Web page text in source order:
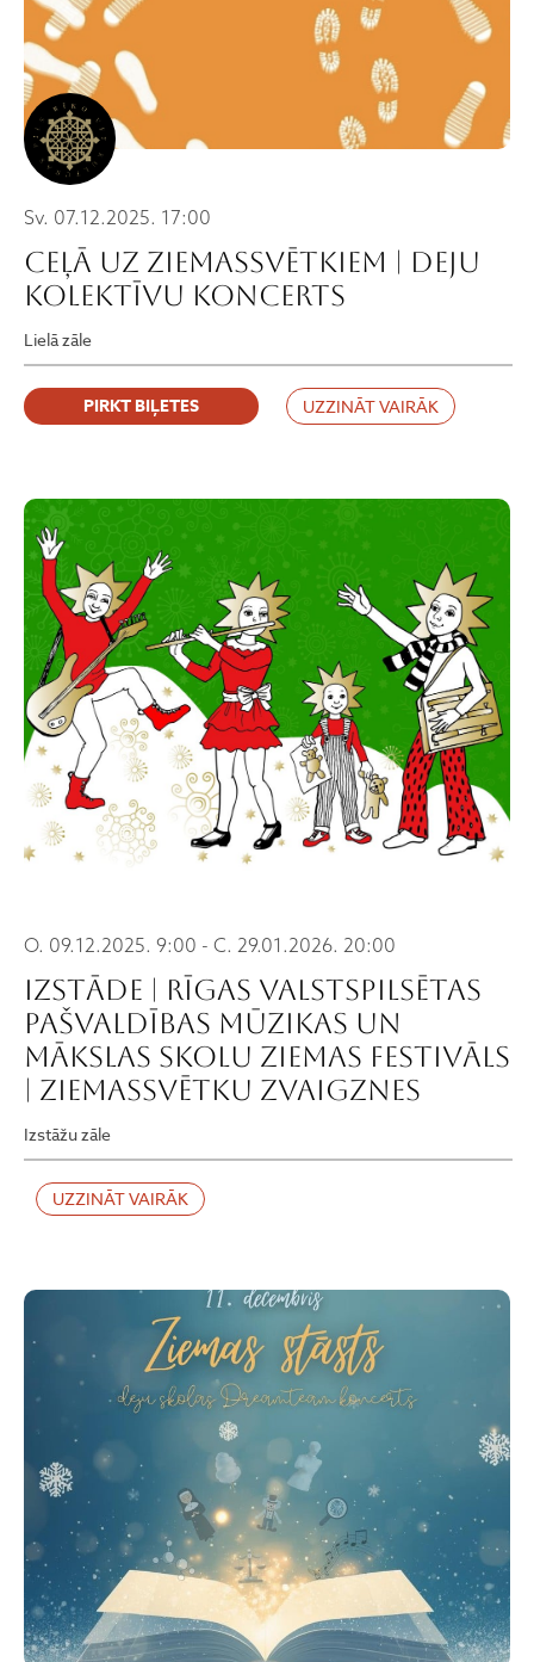
Sv. 07.12.2025. 17:00
CEĻĀ UZ ZIEMASSVĒTKIEM | deju
kolektīvu koncerts
Lielā zāle
PIRKT BIĻETES UZZINĀT VAIRĀK
O. 09.12.2025. 9:00 - C. 29.01.2026. 20:00
IZSTĀDE | Rīgas valstspilsētas
pašvaldības mūzikas un
mākslas skolu ziemas festivāls
| Ziemassvētku zvaigznes
Izstāžu zāle
UZZINĀT VAIRĀK